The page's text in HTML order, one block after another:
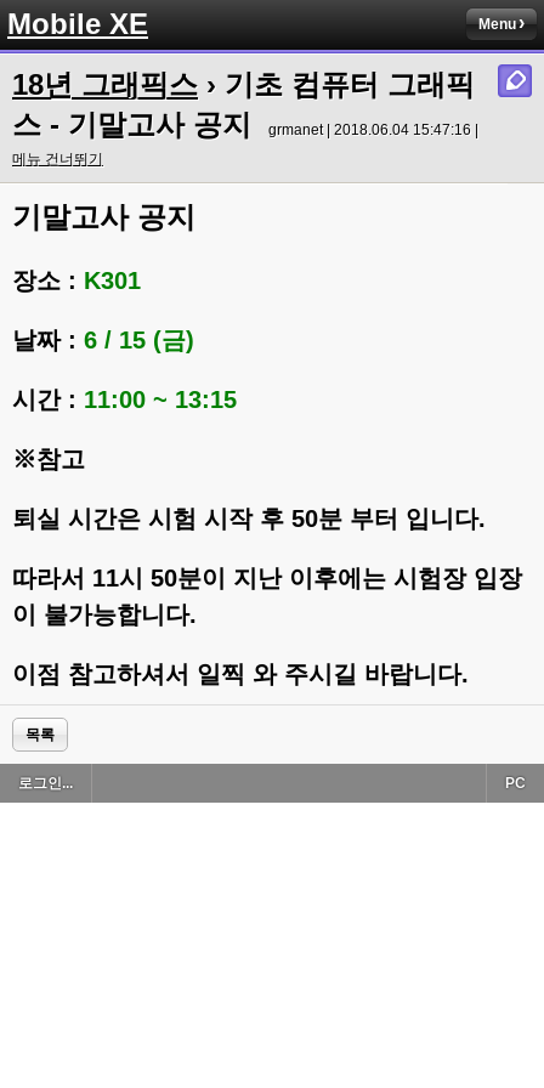
Mobile XE Menu
18년 그래픽스 › 기초 컴퓨터 그래픽
스 - 기말고사 공지
grmanet | 2018.06.04 15:47:16 |
메뉴 건너뛰기
기말고사 공지
장소 : K301
날짜 : 6 / 15 (금)
시간 : 11:00 ~ 13:15
※참고
퇴실 시간은 시험 시작 후 50분 부터 입니다.
따라서 11시 50분이 지난 이후에는 시험장 입장
이 불가능합니다.
이점 참고하셔서 일찍 와 주시길 바랍니다.
목록
로그인... PC